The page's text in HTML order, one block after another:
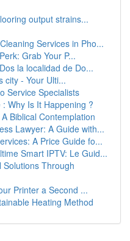
output strains...
Services in Pho...
Grab Your P...
la localidad de Do...
city - Your Ulti...
Service Specialists
Why Is It Happening ?
Biblical Contemplation
Lawyer: A Guide with...
A Price Guide fo...
Smart IPTV: Le Guid...
Solutions Through
Printer a Second ...
Heating Method